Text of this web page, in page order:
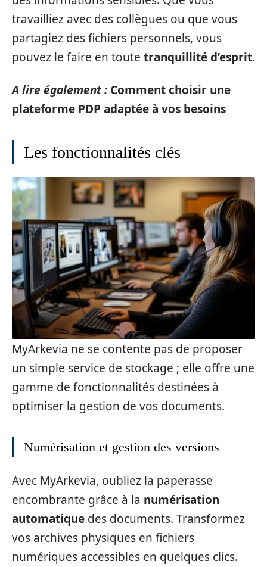
travailliez avec des collègues ou que vous
partagiez des fichiers personnels, vous
pouvez le faire en toute tranquillité d’esprit.
A lire également : Comment choisir une
plateforme PDP adaptée à vos besoins
Les fonctionnalités clés
MyArkevia ne se contente pas de proposer
un simple service de stockage ; elle offre une
gamme de fonctionnalités destinées à
optimiser la gestion de vos documents.
Numérisation et gestion des versions
Avec MyArkevia, oubliez la paperasse
encombrante grâce à la numérisation
automatique des documents. Transformez
vos archives physiques en fichiers
numériques accessibles en quelques clics.